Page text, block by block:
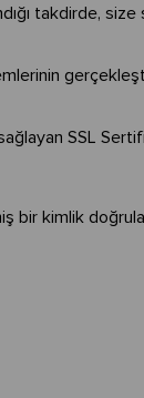
takdirde, size
SSL
bir kimlik